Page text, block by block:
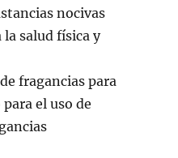
nocivas
la salud física y
fragancias para
el uso de